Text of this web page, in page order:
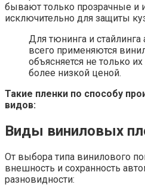
бывают только прозрачные и
исключительно для защиты
Для тюнинга и
всего применяются
объясняется не только
более низкой ценой.
Такие пленки по способу
видов:
Виды виниловых
От выбора типа винилового
внешность и сохранность
разновидности: